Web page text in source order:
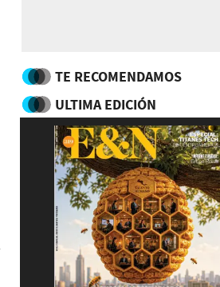
TE RECOMENDAMOS
ULTIMA EDICIÓN